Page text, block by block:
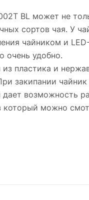
BL может не
сортов чая. У
чайником и
очень удобно.
пластика и
закипании
возможность
который можно